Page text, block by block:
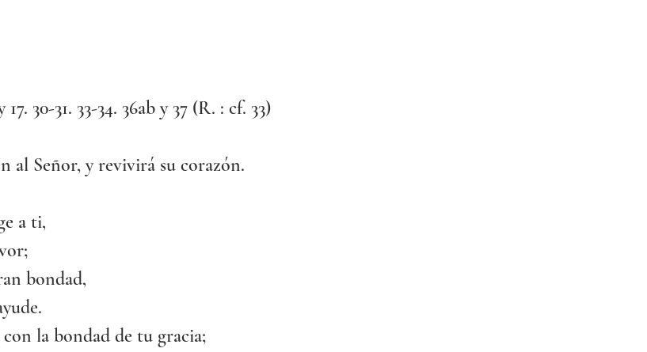
30-31. 33-34. 36ab y 37 (R. : cf. 33)
al Señor, y revivirá su corazón.
a ti,
bondad,
la bondad de tu gracia;